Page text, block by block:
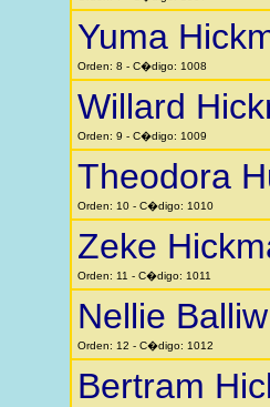
Yuma
Orden: 8 - C�digo: 1008
Willard
Orden: 9 - C�digo: 1009
Theodora
Orden: 10 - C�digo: 1010
Zeke
Orden: 11 - C�digo: 1011
Nellie
Orden: 12 - C�digo: 1012
Bertram